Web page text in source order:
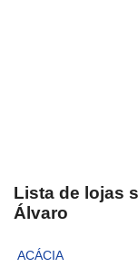
Lista de lojas
Álvaro
ACÁCIA